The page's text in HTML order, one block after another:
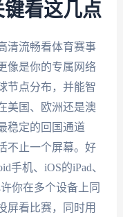
看这几点
清流畅看体育赛事
像是你的专属网络
节点分布，并能智
美国、欧洲还是澳
稳定的回国通道
不止一个屏幕。好
手机、iOS的iPad、
你在多个设备上同
屏看比赛，同时用